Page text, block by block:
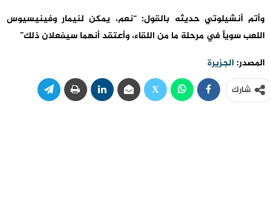
وأتم أنشيلوتي حديثه بالقول: “نعم، يمكن لنيمار وفينيسيوس
اللعب سوياً في مرحلة ما من اللقاء، وأعتقد أنهما سيفعلان ذلك”
المصدر: الجزيرة
شارك